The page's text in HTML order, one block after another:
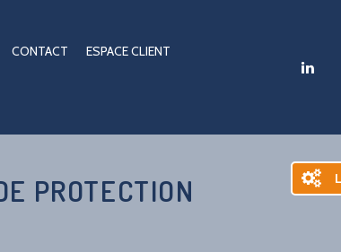
CONTACT
ESPACE CLIENT
PROTECTION